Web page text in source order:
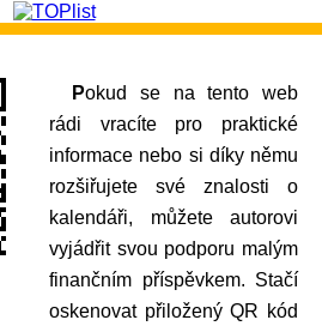
Pokud se na tento web
rádi vracíte pro praktické
informace nebo si díky němu
rozšiřujete své znalosti o
kalendáři, můžete autorovi
vyjádřit svou podporu malým
finančním příspěvkem. Stačí
oskenovat přiložený QR kód